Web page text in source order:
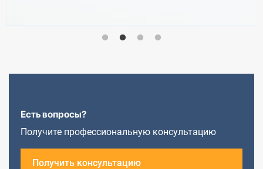
Есть вопросы?
Получите профессиональную консультацию
Получить консультацию